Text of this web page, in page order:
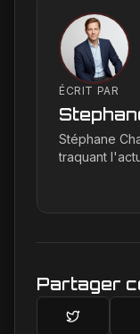
ÉCRIT PAR
Stéphane
traquant
permet de
secrets de la
passionnés.
Partager